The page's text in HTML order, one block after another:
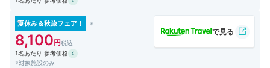
夏休み＆秋旅フェア！
8,100
1名あたり 参考価格
※対象施設のみ